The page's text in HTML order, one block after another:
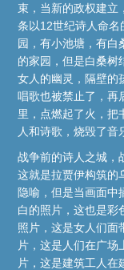
束，当新的政权建立
条以12世纪诗人命名
园，有小池塘，有白
的家园，但是白桑树
女人的幽灵，隔壁的
唱歌也被禁止了，再
里，点燃起了火，把
人和诗歌，烧毁了音
战争前的诗人之城，
这就是拉贾伊构筑的
隐喻，但是当画面中
白的照片，这也是彩
照片，这是女人们面
片，这是人们在广场
片，这是建筑工人